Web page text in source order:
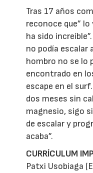
Tras 17 años
reconoce que”
ha sido
no podía escalar
hombro no se lo
encontrado en
escape en el
dos meses sin
magnesio, sigo
de escalar y
acaba”.
CURRÍCULUM
Patxi Usobiaga